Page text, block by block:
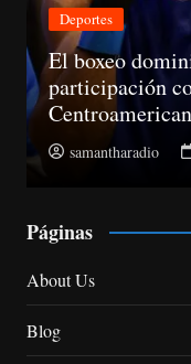
Deportes
El boxeo
participación
samantharadio
Páginas
About Us
Blog